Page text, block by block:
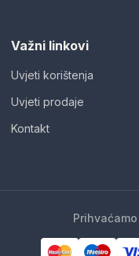
Važni linkovi
Uvjeti korištenja
Uvjeti prodaje
Kontakt